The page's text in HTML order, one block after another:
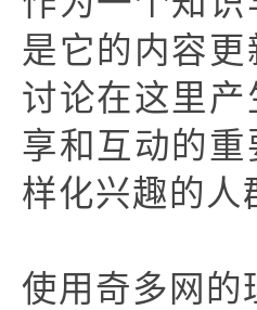
是它的内容
讨论在这里
享和互动的
样化兴趣的人
使用奇多网的